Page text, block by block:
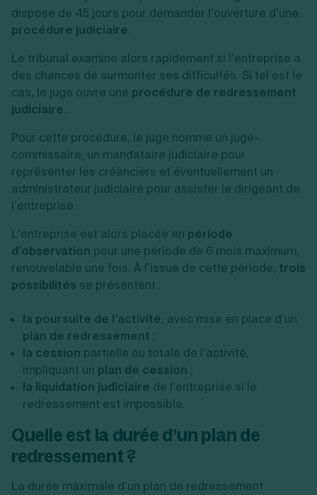
dispose de 45 jours pour demander l’ouverture d’une
procédure judiciaire.
Le tribunal examine alors rapidement si l’entreprise a
des chances de surmonter ses difficultés. Si tel est le
cas, le juge ouvre une procédure de redressement
judiciaire.
Pour cette procédure, le juge nomme un juge-
commissaire, un mandataire judiciaire pour
représenter les créanciers et éventuellement un
administrateur judiciaire pour assister le dirigeant de
l’entreprise.
L’entreprise est alors placée en période
d’observation pour une période de 6 mois maximum,
renouvelable une fois. À l’issue de cette période, trois
possibilités se présentent :
la poursuite de l’activité, avec mise en place d’un
plan de redressement ;
la cession partielle ou totale de l’activité,
impliquant un plan de cession ;
la liquidation judiciaire de l’entreprise si le
redressement est impossible.
Quelle est la durée d’un plan de
redressement ?
La durée maximale d’un plan de redressement